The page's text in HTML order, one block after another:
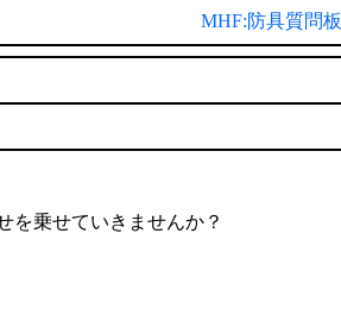
MHF:防具質問板
を乗せていきませんか？